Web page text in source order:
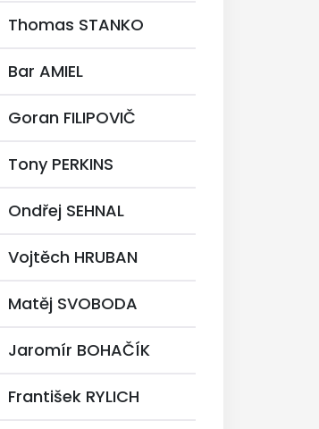
Thomas STANKO
Bar AMIEL
Goran FILIPOVIČ
Tony PERKINS
Ondřej SEHNAL
Vojtěch HRUBAN
Matěj SVOBODA
Jaromír BOHAČÍK
František RYLICH